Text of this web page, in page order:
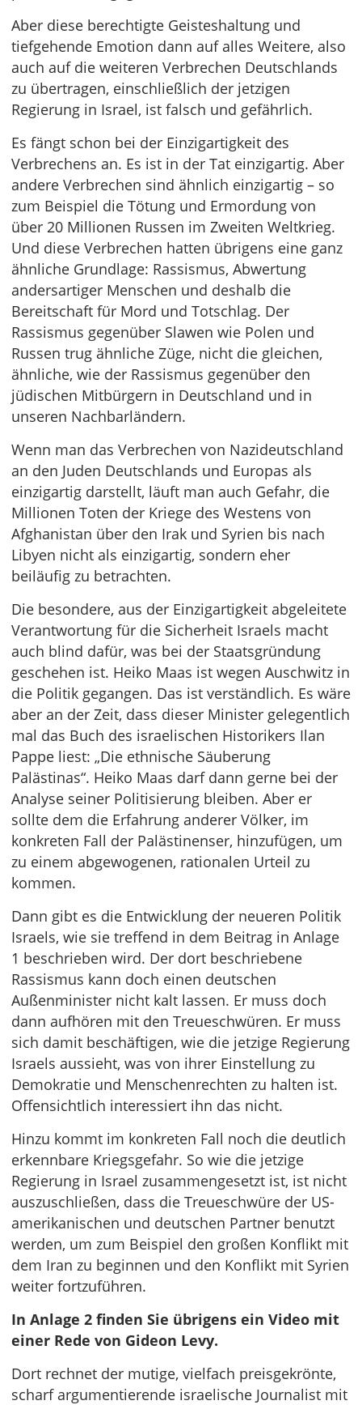
Aber diese berechtigte Geisteshaltung und
tiefgehende Emotion dann auf alles Weitere, also
auch auf die weiteren Verbrechen Deutschlands
zu übertragen, einschließlich der jetzigen
Regierung in Israel, ist falsch und gefährlich.
Es fängt schon bei der Einzigartigkeit des
Verbrechens an. Es ist in der Tat einzigartig. Aber
andere Verbrechen sind ähnlich einzigartig – so
zum Beispiel die Tötung und Ermordung von
über 20 Millionen Russen im Zweiten Weltkrieg.
Und diese Verbrechen hatten übrigens eine ganz
ähnliche Grundlage: Rassismus, Abwertung
andersartiger Menschen und deshalb die
Bereitschaft für Mord und Totschlag. Der
Rassismus gegenüber Slawen wie Polen und
Russen trug ähnliche Züge, nicht die gleichen,
ähnliche, wie der Rassismus gegenüber den
jüdischen Mitbürgern in Deutschland und in
unseren Nachbarländern.
Wenn man das Verbrechen von Nazideutschland
an den Juden Deutschlands und Europas als
einzigartig darstellt, läuft man auch Gefahr, die
Millionen Toten der Kriege des Westens von
Afghanistan über den Irak und Syrien bis nach
Libyen nicht als einzigartig, sondern eher
beiläufig zu betrachten.
Die besondere, aus der Einzigartigkeit abgeleitete
Verantwortung für die Sicherheit Israels macht
auch blind dafür, was bei der Staatsgründung
geschehen ist. Heiko Maas ist wegen Auschwitz in
die Politik gegangen. Das ist verständlich. Es wäre
aber an der Zeit, dass dieser Minister gelegentlich
mal das Buch des israelischen Historikers Ilan
Pappe liest: „Die ethnische Säuberung
Palästinas“. Heiko Maas darf dann gerne bei der
Analyse seiner Politisierung bleiben. Aber er
sollte dem die Erfahrung anderer Völker, im
konkreten Fall der Palästinenser, hinzufügen, um
zu einem abgewogenen, rationalen Urteil zu
kommen.
Dann gibt es die Entwicklung der neueren Politik
Israels, wie sie treffend in dem Beitrag in Anlage
1 beschrieben wird. Der dort beschriebene
Rassismus kann doch einen deutschen
Außenminister nicht kalt lassen. Er muss doch
dann aufhören mit den Treueschwüren. Er muss
sich damit beschäftigen, wie die jetzige Regierung
Israels aussieht, was von ihrer Einstellung zu
Demokratie und Menschenrechten zu halten ist.
Offensichtlich interessiert ihn das nicht.
Hinzu kommt im konkreten Fall noch die deutlich
erkennbare Kriegsgefahr. So wie die jetzige
Regierung in Israel zusammengesetzt ist, ist nicht
auszuschließen, dass die Treueschwüre der US-
amerikanischen und deutschen Partner benutzt
werden, um zum Beispiel den großen Konflikt mit
dem Iran zu beginnen und den Konflikt mit Syrien
weiter fortzuführen.
In Anlage 2 finden Sie übrigens ein Video mit
einer Rede von Gideon Levy.
Dort rechnet der mutige, vielfach preisgekrönte,
scharf argumentierende israelische Journalist mit